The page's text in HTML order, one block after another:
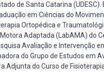
de Santa Catarina
em Ciências do
Ortopédica e
Adaptada (LabAMA) do
Avaliação e Intervenção
do Grupo de Estudos em
Adjunta do Curso de